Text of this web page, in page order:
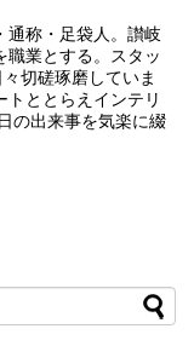
通称・足袋人。讃岐
職業とする。スタッ
切磋琢磨していま
ととらえインテリ
の出来事を気楽に綴